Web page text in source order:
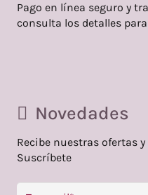
Pago en línea seguro y
consulta los detalles
Novedades
Recibe nuestras ofertas
Suscríbete